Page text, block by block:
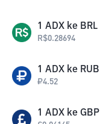
1 ADX ke BRL
R$0.28694
1 ADX ke RUB
₽4.52
1 ADX ke GBP